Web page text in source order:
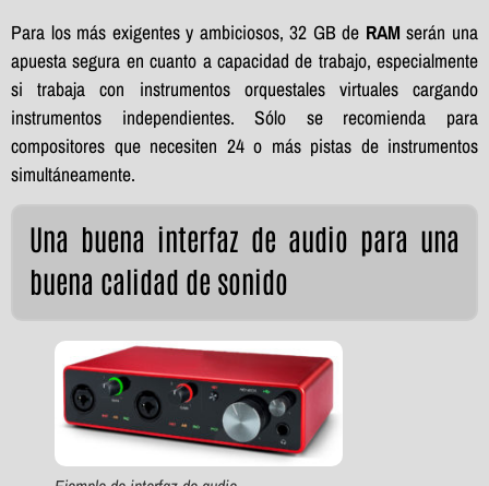
Para los más exigentes y ambiciosos, 32 GB de RAM serán una
apuesta segura en cuanto a capacidad de trabajo, especialmente
si trabaja con instrumentos orquestales virtuales cargando
instrumentos independientes. Sólo se recomienda para
compositores que necesiten 24 o más pistas de instrumentos
simultáneamente.
Una buena interfaz de audio para una
buena calidad de sonido